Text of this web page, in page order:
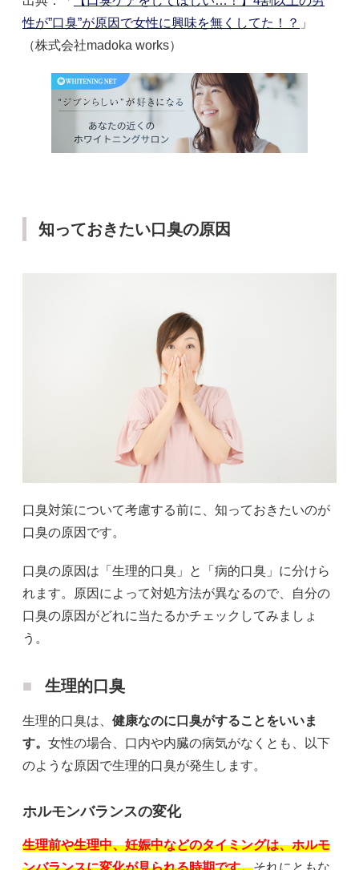
性が”口臭”が原因で女性に興味を無くしてた！？ 」
（株式会社madoka works）
知っておきたい口臭の原因
口臭対策について考慮する前に、知っておきたいのが
口臭の原因です。
口臭の原因は「生理的口臭」と「病的口臭」に分けら
れます。原因によって対処方法が異なるので、自分の
口臭の原因がどれに当たるかチェックしてみましょ
う。
生理的口臭
生理的口臭は、 健康なのに口臭がすることをいいま
す。 女性の場合、口内や内臓の病気がなくとも、以下
のような原因で生理的口臭が発生します。
ホルモンバランスの変化
生理前や生理中、妊娠中などのタイミングは、ホルモ
ンバランスに変化が見られる時期です。それにともな